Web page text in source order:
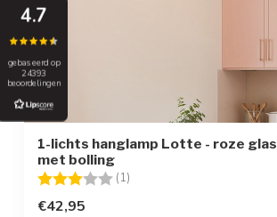
1-lichts hanglamp Lotte - roze glas
met bolling
Beoordeling: (1)
€42,95
4.7
gebaseerd op
24393
beoordelingen